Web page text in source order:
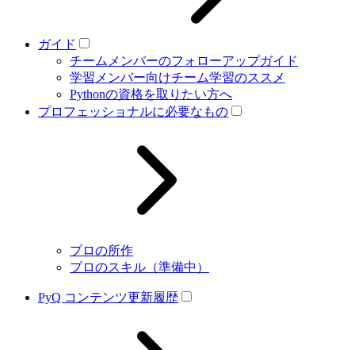
ガイド
チームメンバーのフォローアップガイド
学習メンバー向けチーム学習のススメ
Pythonの資格を取りたい方へ
プロフェッショナルに必要なもの
プロの所作
プロのスキル（準備中）
PyQ コンテンツ更新履歴